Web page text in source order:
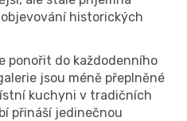
historických
ponořit do každodenního
jsou méně přeplněné
kuchyni v tradičních
přináší jedinečnou